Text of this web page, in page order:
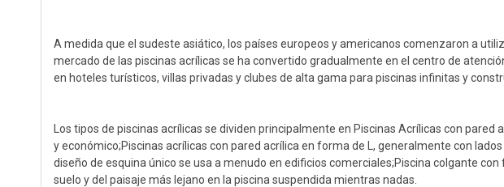
A medida que el sudeste asiático, los países europeos y americanos comenzaron a
mercado de las piscinas acrílicas se ha convertido gradualmente en el centro de
en hoteles turísticos, villas privadas y clubes de alta gama para piscinas infinitas y
Los tipos de piscinas acrílicas se dividen principalmente en Piscinas Acrílicas con
y económico;Piscinas acrílicas con pared acrílica en forma de L, generalmente con
diseño de esquina único se usa a menudo en edificios comerciales;Piscina colgante
suelo y del paisaje más lejano en la piscina suspendida mientras nadas.